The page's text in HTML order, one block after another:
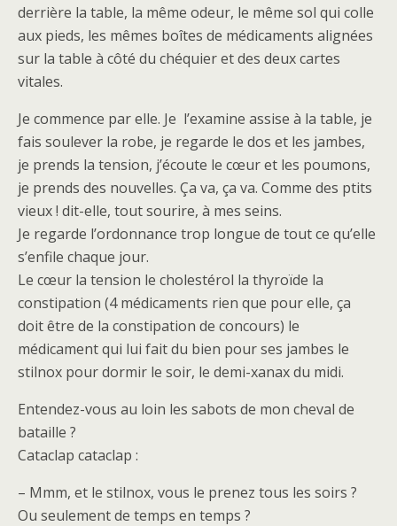
derrière la table, la même odeur, le même sol qui colle
aux pieds, les mêmes boîtes de médicaments alignées
sur la table à côté du chéquier et des deux cartes
vitales.
Je commence par elle. Je l’examine assise à la table, je
fais soulever la robe, je regarde le dos et les jambes,
je prends la tension, j’écoute le cœur et les poumons,
je prends des nouvelles. Ça va, ça va. Comme des ptits
vieux ! dit-elle, tout sourire, à mes seins.
Je regarde l’ordonnance trop longue de tout ce qu’elle
s’enfile chaque jour.
Le cœur la tension le cholestérol la thyroïde la
constipation (4 médicaments rien que pour elle, ça
doit être de la constipation de concours) le
médicament qui lui fait du bien pour ses jambes le
stilnox pour dormir le soir, le demi-xanax du midi.
Entendez-vous au loin les sabots de mon cheval de
bataille ?
Cataclap cataclap :
– Mmm, et le stilnox, vous le prenez tous les soirs ?
Ou seulement de temps en temps ?